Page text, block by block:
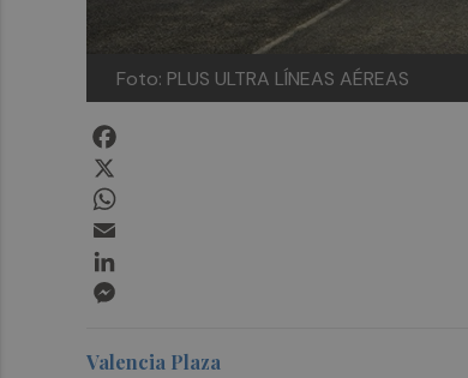
Foto: PLUS ULTRA LÍNEAS AÉREAS
Valencia Plaza